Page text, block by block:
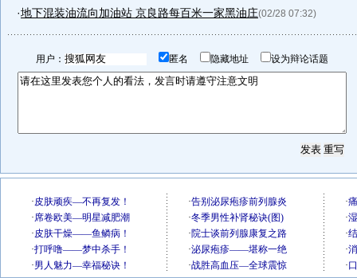
·地下混装油流向加油站 京良路每百米一家黑油庄(02/28 07:32)
用户： 匿名 隐藏地址 设为辩论话题